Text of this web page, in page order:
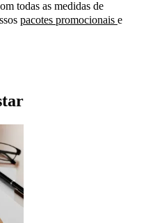
todas as medidas de
pacotes promocionais e